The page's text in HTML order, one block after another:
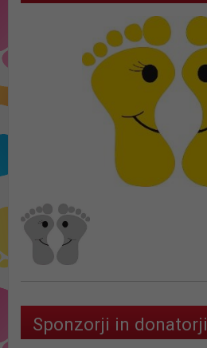
Sponzorji in donatorji